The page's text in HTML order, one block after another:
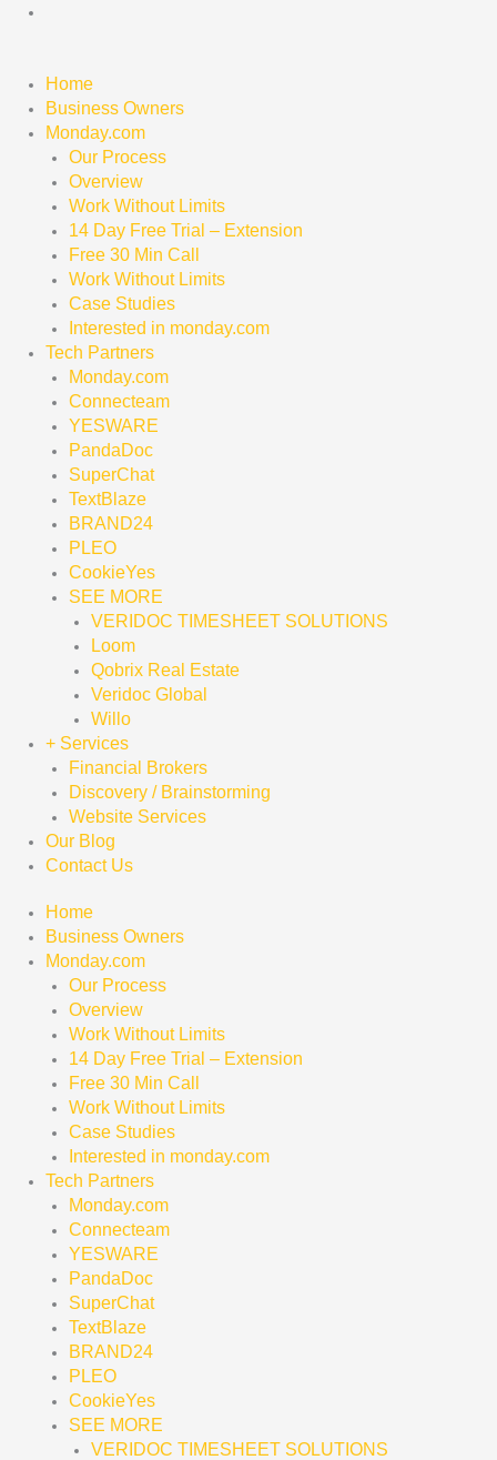
Skip
Home
Business Owners
Monday.com
Our Process
Overview
Work Without Limits
14 Day Free Trial – Extension
Free 30 Min Call
Work Without Limits
Case Studies
Interested in monday.com
Tech Partners
Monday.com
Connecteam
YESWARE
PandaDoc
SuperChat
TextBlaze
BRAND24
PLEO
CookieYes
SEE MORE
VERIDOC TIMESHEET SOLUTIONS
Loom
Qobrix Real Estate
Veridoc Global
Willo
+ Services
Financial Brokers
Discovery / Brainstorming
Website Services
Our Blog
Contact Us
Home
Business Owners
Monday.com
Our Process
Overview
Work Without Limits
14 Day Free Trial – Extension
Free 30 Min Call
Work Without Limits
Case Studies
Interested in monday.com
Tech Partners
Monday.com
Connecteam
YESWARE
PandaDoc
SuperChat
TextBlaze
BRAND24
PLEO
CookieYes
SEE MORE
VERIDOC TIMESHEET SOLUTIONS